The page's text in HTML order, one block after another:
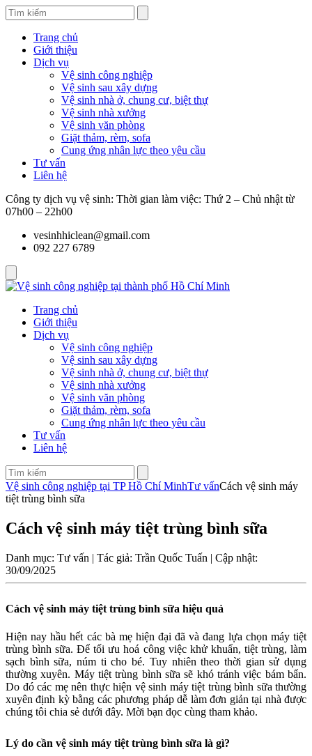
Trang chủ
Giới thiệu
Dịch vụ
Vệ sinh công nghiệp
Vệ sinh sau xây dựng
Vệ sinh nhà ở, chung cư, biệt thự
Vệ sinh nhà xưởng
Vệ sinh văn phòng
Giặt thảm, rèm, sofa
Cung ứng nhân lực theo yêu cầu
Tư vấn
Liên hệ
Công ty dịch vụ vệ sinh: Thời gian làm việc: Thứ 2 – Chủ nhật từ
07h00 – 22h00
vesinhhiclean@gmail.com
092 227 6789
Trang chủ
Giới thiệu
Dịch vụ
Vệ sinh công nghiệp
Vệ sinh sau xây dựng
Vệ sinh nhà ở, chung cư, biệt thự
Vệ sinh nhà xưởng
Vệ sinh văn phòng
Giặt thảm, rèm, sofa
Cung ứng nhân lực theo yêu cầu
Tư vấn
Liên hệ
Vệ sinh công nghiệp tại TP Hồ Chí MinhTư vấnCách vệ sinh máy
tiệt trùng bình sữa
Cách vệ sinh máy tiệt trùng bình sữa
Danh mục: Tư vấn | Tác giả: Trần Quốc Tuấn | Cập nhật:
30/09/2025
Cách vệ sinh máy tiệt trùng bình sữa hiệu quả
Hiện nay hầu hết các bà mẹ hiện đại đã và đang lựa chọn máy tiệt
trùng bình sữa. Để tối ưu hoá công việc khử khuẩn, tiệt trùng, làm
sạch bình sữa, núm ti cho bé. Tuy nhiên theo thời gian sử dụng
thường xuyên. Máy tiệt trùng bình sữa sẽ khó tránh việc bám bẩn.
Do đó các mẹ nên thực hiện vệ sinh máy tiệt trùng bình sữa thường
xuyên định kỳ bằng các phương pháp dễ làm đơn giản tại nhà được
chúng tôi chia sẻ dưới đây. Mời bạn đọc cùng tham khảo.
Lý do cần vệ sinh máy tiệt trùng bình sữa là gì?